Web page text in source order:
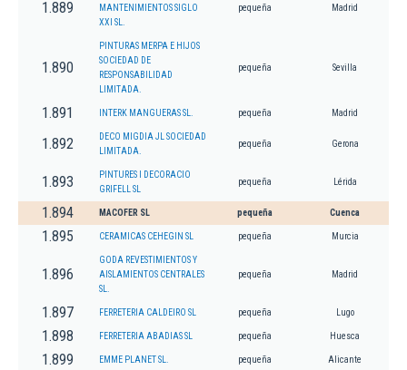
1.889
MANTENIMIENTOS SIGLO
XXI SL.
pequeña Madrid
1.890
PINTURAS MERPA E HIJOS
SOCIEDAD DE
RESPONSABILIDAD
LIMITADA.
pequeña Sevilla
1.891 INTERK MANGUERAS SL. pequeña Madrid
1.892
DECO MIGDIA JL SOCIEDAD
LIMITADA.
pequeña Gerona
1.893
PINTURES I DECORACIO
GRIFELL SL
pequeña Lérida
1.894 MACOFER SL pequeña Cuenca
1.895 CERAMICAS CEHEGIN SL pequeña Murcia
1.896
GODA REVESTIMIENTOS Y
AISLAMIENTOS CENTRALES
SL.
pequeña Madrid
1.897 FERRETERIA CALDEIRO SL pequeña Lugo
1.898 FERRETERIA ABADIAS SL pequeña Huesca
1.899 EMME PLANET SL. pequeña Alicante